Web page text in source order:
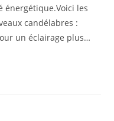
énergétique.Voici les
candélabres :
un éclairage plus…